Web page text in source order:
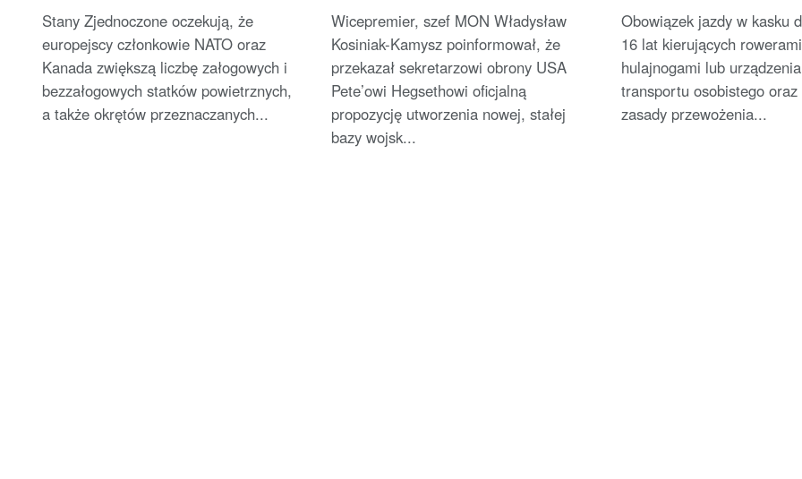
sił NATO podał dwa obszary
Stany Zjednoczone oczekują, że
europejscy członkowie NATO oraz
Kanada zwiększą liczbę załogowych i
bezzałogowych statków powietrznych,
a także okrętów przeznaczanych...
nowej, stałej bazy wojsk USA w
Polsce
Wicepremier, szef MON Władysław
Kosiniak-Kamysz poinformował, że
przekazał sekretarzowi obrony USA
Pete’owi Hegsethowi oficjalną
propozycję utworzenia nowej, stałej
bazy wojsk...
przepisy?
Obowiązek jazdy w kasku
16 lat kierujących
hulajnogami lub
transportu osobistego oraz
zasady przewożenia...